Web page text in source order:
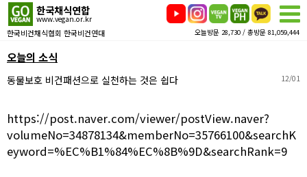
한국채식연합
www.vegan.or.kr
한국비건채식협회 한국비건연대 오늘방문 28,730 / 총방문 81,059,444
오늘의 소식
동물보호 비건패션으로 실천하는 것은 쉽다 12/01
https://post.naver.com/viewer/postView.naver?
volumeNo=34878134&memberNo=35766100&searchK
eyword=%EC%B1%84%EC%8B%9D&searchRank=9